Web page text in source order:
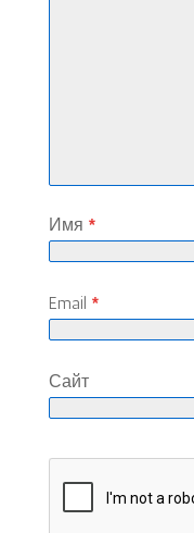
Имя*
Email*
Сайт